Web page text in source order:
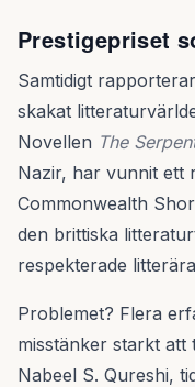
Prestigepriset
Samtidigt
skakat
Novellen The
Nazir, har vunnit ett
Commonwealth
den brittiska
respekterade
Problemet? Flera
misstänker starkt att
Nabeel S. Qureshi,